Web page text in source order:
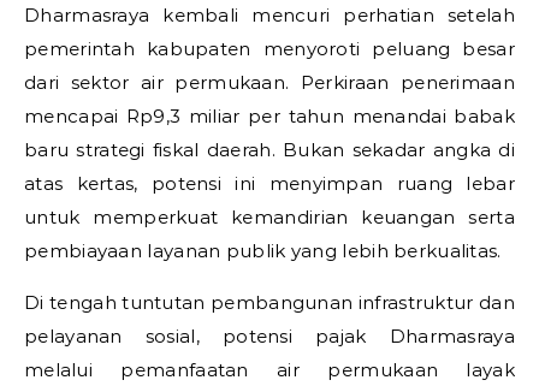
Dharmasraya kembali mencuri perhatian setelah
pemerintah kabupaten menyoroti peluang besar
dari sektor air permukaan. Perkiraan penerimaan
mencapai Rp9,3 miliar per tahun menandai babak
baru strategi fiskal daerah. Bukan sekadar angka di
atas kertas, potensi ini menyimpan ruang lebar
untuk memperkuat kemandirian keuangan serta
pembiayaan layanan publik yang lebih berkualitas.
Di tengah tuntutan pembangunan infrastruktur dan
pelayanan sosial, potensi pajak Dharmasraya
melalui pemanfaatan air permukaan layak